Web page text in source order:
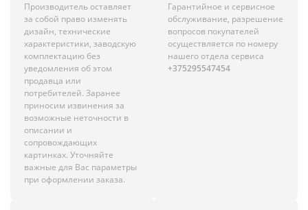
Производитель оставляет
за собой право изменять
дизайн, технические
характеристики, заводскую
комплектацию без
уведомления об этом
продавца или
потребителей. Заранее
приносим извинения за
возможные неточности в
описании и
сопровождающих
картинках. Уточняйте
важные для Вас параметры
при оформлении заказа.
Гарантийное и сервисное
обслуживание, разрешение
вопросов покупателей
осуществляется по номеру
нашего отдела сервиса
+375295547454